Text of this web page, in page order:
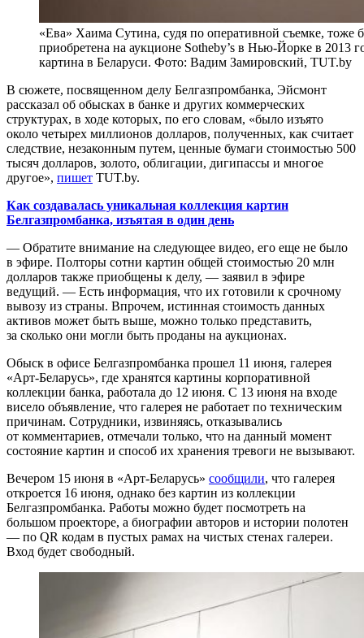
«Ева» Хаима Сутина, судя по оперативной съемке, тоже
приобретена на аукционе Sotheby’s в Нью-Йорке в 2013
картина в Беларуси. Фото: Вадим Замировский, TUT.by
В сюжете, посвященном делу Белгазпромбанка, Эйсмонт
рассказал об обысках в банке и других коммерческих
структурах, в ходе которых, по его словам, «было изъято
около четырех миллионов долларов, полученных, как считает
следствие, незаконным путем, ценные бумаги стоимостью 500
тысяч долларов, золото, облигации, дигипассы и многое
другое», пишет TUT.by.
Как создавалась уникальная коллекция картин
Белгазпромбанка, изъятая в один день
— Обратите внимание на следующее видео, его еще не было
в эфире. Полторы сотни картин общей стоимостью 20 млн
долларов также приобщены к делу, — заявил в эфире
ведущий. — Есть информация, что их готовили к срочному
вывозу из страны. Впрочем, истинная стоимость данных
активов может быть выше, можно только представить,
за сколько они могли быть проданы на аукционах.
Обыск в офисе Белгазпромбанка прошел 11 июня, галерея
«Арт-Беларусь», где хранятся картины корпоративной
коллекции банка, работала до 12 июня. С 13 июня на входе
висело объявление, что галерея не работает по техническим
причинам. Сотрудники, извиняясь, отказывались
от комментариев, отмечали только, что на данный момент
состояние картин и способ их хранения тревоги не вызывают.
Вечером 15 июня в «Арт-Беларусь» сообщили, что галерея
откроется 16 июня, однако без картин из коллекции
Белгазпромбанка. Работы можно будет посмотреть на
большом проекторе, а биографии авторов и истории полотен
— по QR кодам в пустых рамах на чистых стенах галереи.
Вход будет свободный.